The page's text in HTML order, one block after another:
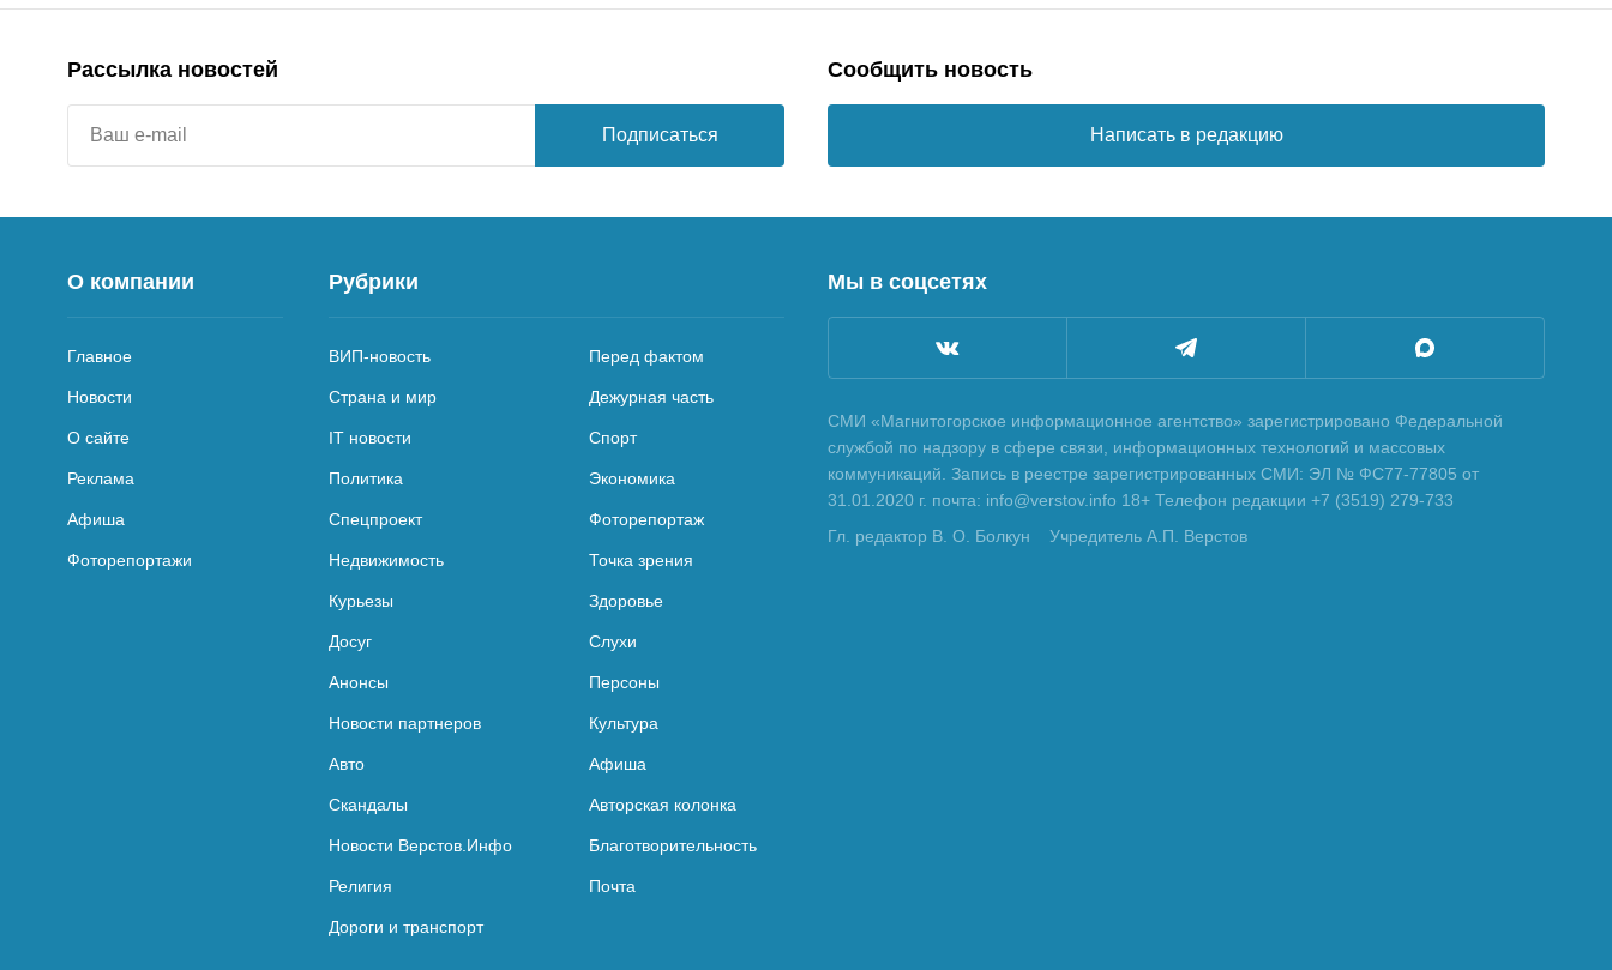
Рассылка новостей
Подписаться
Сообщить новость
Написать в редакцию
О компании
Главное
Новости
О сайте
Реклама
Афиша
Фоторепортажи
Рубрики
ВИП-новость Перед фактом
Страна и мир Дежурная часть
IT новости Спорт
Политика Экономика
Спецпроект Фоторепортаж
Недвижимость Точка зрения
Курьезы Здоровье
Досуг Слухи
Анонсы Персоны
Новости партнеров Культура
Авто Афиша
Скандалы Авторская колонка
Новости Верстов.Инфо Благотворительность
Религия Почта
Дороги и транспорт
Мы в соцсетях
СМИ «Магнитогорское информационное агентство» зарегистрировано Федеральной
службой по надзору в сфере связи, информационных технологий и массовых
коммуникаций. Запись в реестре зарегистрированных СМИ: ЭЛ № ФС77-77805 от
31.01.2020 г. почта: info@verstov.info 18+ Телефон редакции +7 (3519) 279-733
Гл. редактор В. О. Болкун
Учредитель А.П. Верстов